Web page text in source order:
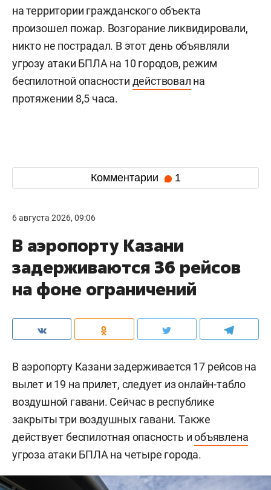
на территории гражданского объекта
произошел пожар. Возгорание ликвидировали,
никто не пострадал. В этот день объявляли
угрозу атаки БПЛА на 10 городов, режим
беспилотной опасности действовал на
протяжении 8,5 часа.
Комментарии 1
6 августа 2026, 09:06
В аэропорту Казани
задерживаются 36 рейсов
на фоне ограничений
В аэропорту Казани задерживается 17 рейсов на
вылет и 19 на прилет, следует из онлайн-табло
воздушной гавани. Сейчас в республике
закрыты три воздушных гавани. Также
действует беспилотная опасность иобъявлена
угроза атаки БПЛА на четыре города.